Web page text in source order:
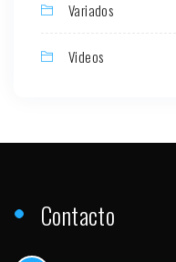
Variados
Videos
Contacto